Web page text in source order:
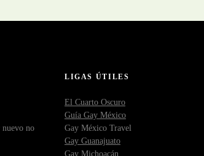
nuevo no
LIGAS ÚTILES
El Cuarto Oscuro
Guía Gay México
Gay México Travel
Gay Guanajuato
Gay Michoacán